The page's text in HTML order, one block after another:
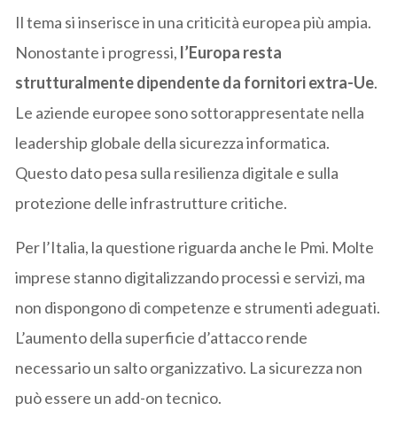
Il tema si inserisce in una criticità europea più ampia.
Nonostante i progressi, l’Europa resta
strutturalmente dipendente da fornitori extra-Ue.
Le aziende europee sono sottorappresentate nella
leadership globale della sicurezza informatica.
Questo dato pesa sulla resilienza digitale e sulla
protezione delle infrastrutture critiche.
Per l’Italia, la questione riguarda anche le Pmi. Molte
imprese stanno digitalizzando processi e servizi, ma
non dispongono di competenze e strumenti adeguati.
L’aumento della superficie d’attacco rende
necessario un salto organizzativo. La sicurezza non
può essere un add-on tecnico.